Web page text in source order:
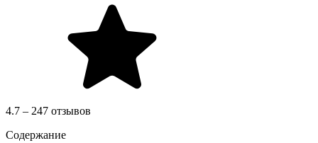
4.7 – 247 отзывов
Содержание